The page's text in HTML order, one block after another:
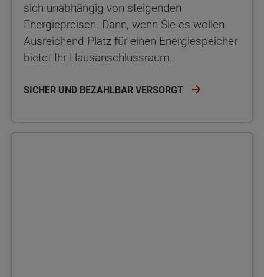
sich unabhängig von steigenden
Energiepreisen. Dann, wenn Sie es wollen.
Ausreichend Platz für einen Energiespeicher
bietet Ihr Hausanschlussraum.
SICHER UND BEZAHLBAR VERSORGT